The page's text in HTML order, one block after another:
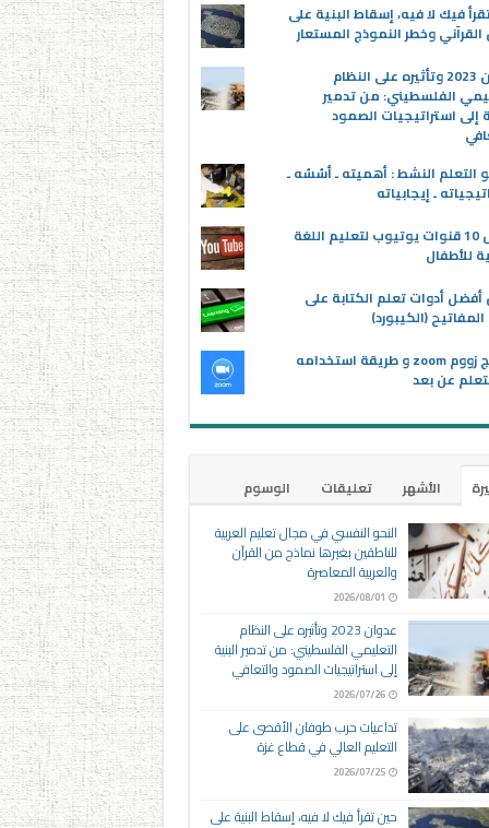
فيك لا فيه، إسقاط البنية على
وخطر النموذج المستعار
عدوان 2023 وتأثيره على النظام
الفلسطيني: من تدمير
إلى استراتيجيات الصمود
التعلم النشط : أهميته ـ أسُسُه ـ
ـ إيجابياته
أفضل 10 قنوات يوتيوب لتعليم اللغة
للأطفال
أفضل أدوات تعلم الكتابة على
(الكيبورد)
برنامج زووم zoom و طريقة استخدامه
عن بعد
الأشهر تعليقات
الوسوم
النحو النفسي في مجال تعليم العربية
للناطقين بغيرها نماذج من القرآن
والعربية المعاصرة
2026/08/01
عدوان 2023 وتأثيره على النظام
التعليمي الفلسطيني: من تدمير البنية
إلى استراتيجيات الصمود والتعافي
2026/07/26
تداعيات حرب طوفان الأقصى على
التعليم العالي في قطاع غزة
2026/07/25
حين تقرأ فيك لا فيه، إسقاط البنية على